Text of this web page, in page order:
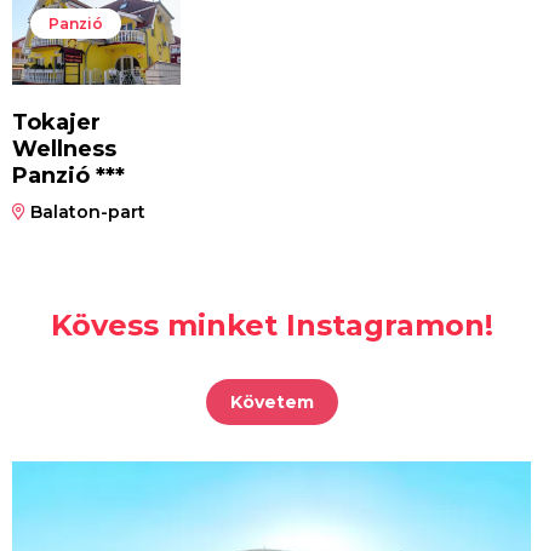
Panzió
Tokajer
Wellness
Panzió ***
Balaton-part
Kövess minket Instagramon!
Követem